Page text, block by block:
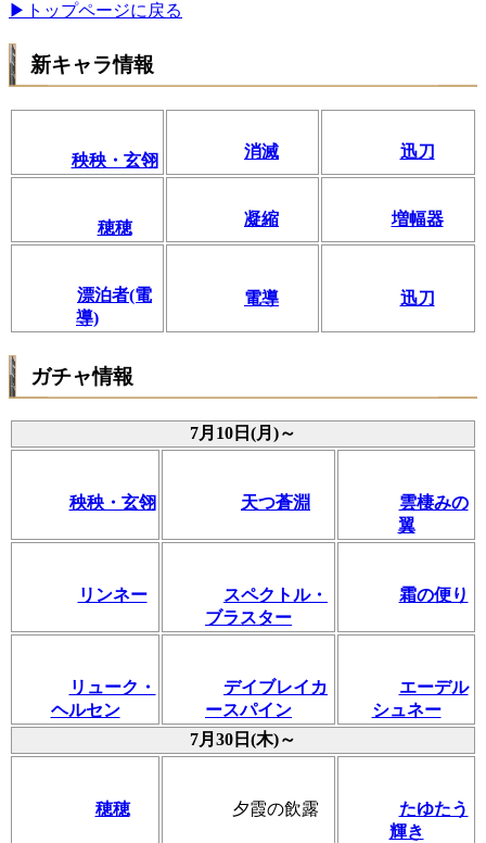
▶トップページに戻る
新キャラ情報
秧秧・玄翎 消滅 迅刀
穂穂 凝縮 増幅器
漂泊者(電
導)
電導 迅刀
ガチャ情報
7月10日(月)～
秧秧・玄翎 天つ蒼淵
雲棲みの
翼
リンネー
スペクトル・
ブラスター
霜の便り
リューク・
ヘルセン
デイブレイカ
ースパイン
エーデル
シュネー
7月30日(木)～
穂穂 夕霞の飲露
たゆたう
輝き